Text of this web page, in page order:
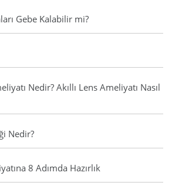
Gebe Kalabilir mi?
Nedir? Akıllı Lens Ameliyatı Nasıl
Nedir?
8 Adımda Hazırlık